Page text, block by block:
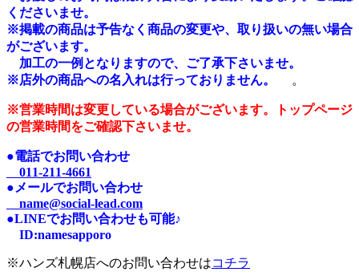
くださいませ。
※掲載の商品は予告なく商品の変更や、取り扱いの無い場合
がございます。
加工の一例となりますので、ご了承下さいませ。
※店外の商品への名入れは行っておりません。
。
※営業時間は変更している場合がございます。トップページ
の営業時間をご確認下さいませ。
●電話でお問い合わせ
011-211-4661
●メールでお問い合わせ
name@social-lead.com
●LINEでお問い合わせも可能♪
ID:namesapporo
※ハンズ札幌店へのお問い合わせはコチラ